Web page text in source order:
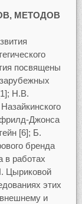
МЕТОДОВ
посвящены
Н.В.
Джонса
[6]; Б.
бренда
в работах
Цыриковой
этих
и